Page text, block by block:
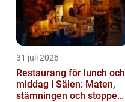
31 juli 2026
Restaurang för lunch och
middag i Sälen: Maten,
stämningen och stoppen